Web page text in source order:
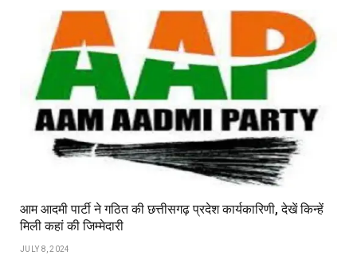
आम आदमी पार्टी ने गठित की छत्तीसगढ़ प्रदेश कार्यकारिणी, देखें किन्हें
मिली कहां की जिम्मेदारी
JULY 8, 2024